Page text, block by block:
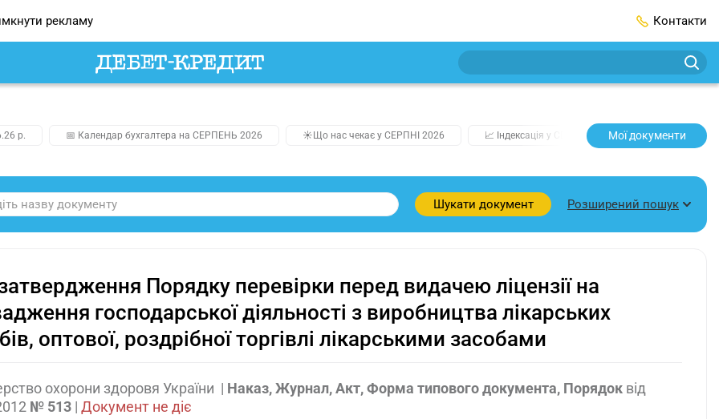
рекламу Контакти
р. 📅 Календар бухгалтера на СЕРПЕНЬ 2026 ☀️Що нас чекає у СЕРПНІ 2026 📈 Індексація у СЕРПНІ 2️⃣0️⃣2️⃣7️⃣ Усі
Мої документи
Шукати документ Розширений пошук
Порядку перевірки перед видачею ліцензії на
господарської діяльності з виробництва лікарських
оптової, роздрібної торгівлі лікарськими засобами
охорони здоровя України | Наказ, Журнал, Акт, Форма типового документа, Порядок від
№ 513 | Документ не діє